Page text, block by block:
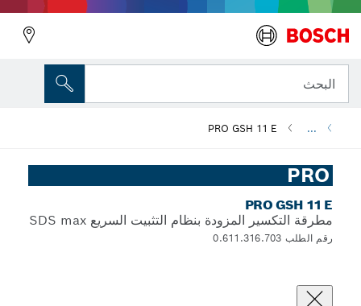
البحث
...
PRO GSH 11 E
PRO
PRO GSH 11 E
مطرقة التكسير المزودة بنظام التثبيت السريع SDS max
رقم الطلب 0.611.316.703